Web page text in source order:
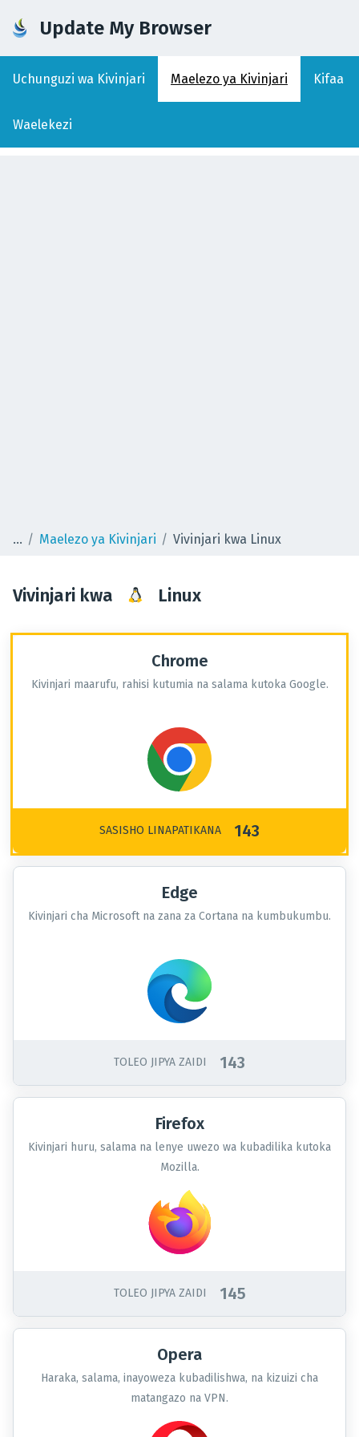
Update My Browser
Uchunguzi wa Kivinjari Maelezo ya Kivinjari Kifaa
Waelekezi
Maelezo ya Kivinjari Vivinjari kwa Linux
Vivinjari kwa Linux
Chrome
Kivinjari maarufu, rahisi kutumia na salama kutoka Google.
SASISHO LINAPATIKANA 143
Edge
Kivinjari cha Microsoft na zana za Cortana na kumbukumbu.
TOLEO JIPYA ZAIDI 143
Firefox
Kivinjari huru, salama na lenye uwezo wa kubadilika kutoka
Mozilla.
TOLEO JIPYA ZAIDI 145
Opera
Haraka, salama, inayoweza kubadilishwa, na kizuizi cha
matangazo na VPN.